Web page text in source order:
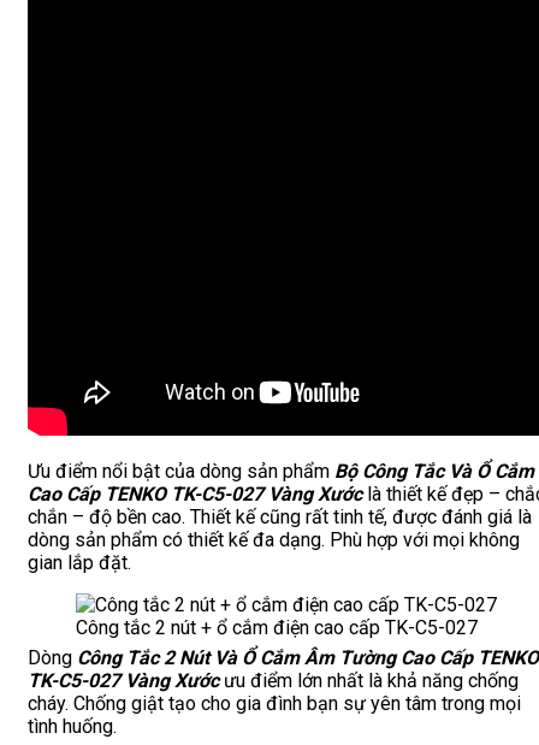
Ưu điểm nổi bật của dòng sản phẩm Bộ Công Tắc Và Ổ Cắm
Cao Cấp TENKO TK-C5-027 Vàng Xướclà thiết kế đẹp –
chắn – độ bền cao. Thiết kế cũng rất tinh tế, được đánh giá là
dòng sản phẩm có thiết kế đa dạng. Phù hợp với mọi không
gian lắp đặt.
Công tắc 2 nút + ổ cắm điện cao cấp TK-C5-027
Dòng Công Tắc 2 Nút Và Ổ Cắm Âm Tường Cao Cấp TENKO
TK-C5-027 Vàng Xướcưu điểm lớn nhất là khả năng chống
cháy. Chống giật tạo cho gia đình bạn sự yên tâm trong mọi
tình huống.